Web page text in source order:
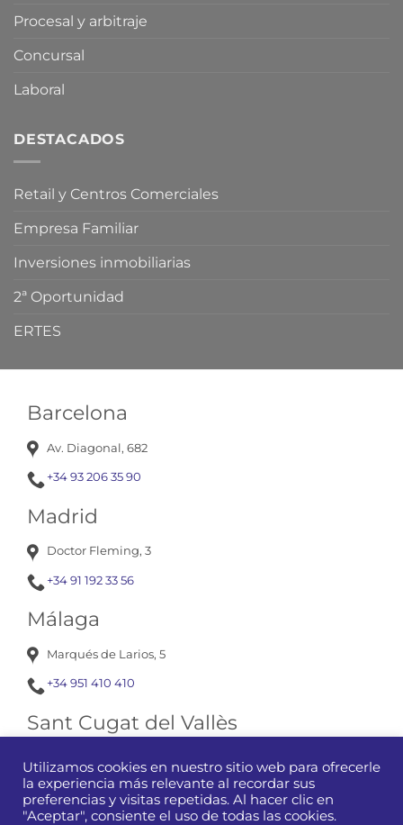
Barcelona
Av. Diagonal, 682
+34 93 206 35 90
Madrid
Doctor Fleming, 3
+34 91 192 33 56
Málaga
Marqués de Larios, 5
+34 951 410 410
Sant Cugat del Vallès
+34 93 675 12 01
Procesal y arbitraje
Concursal
Laboral
DESTACADOS
Retail y Centros Comerciales
Empresa Familiar
Inversiones inmobiliarias
2ª Oportunidad
ERTES
Utilizamos cookies en nuestro sitio web para ofrecerle
la experiencia más relevante al recordar sus
preferencias y visitas repetidas. Al hacer clic en
"Aceptar", consiente el uso de todas las cookies.